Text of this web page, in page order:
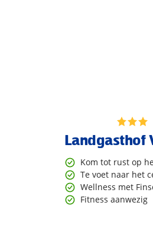
Landgasthof
Kom tot rust op
Te voet naar het
Wellness met
Fitness aanwezig